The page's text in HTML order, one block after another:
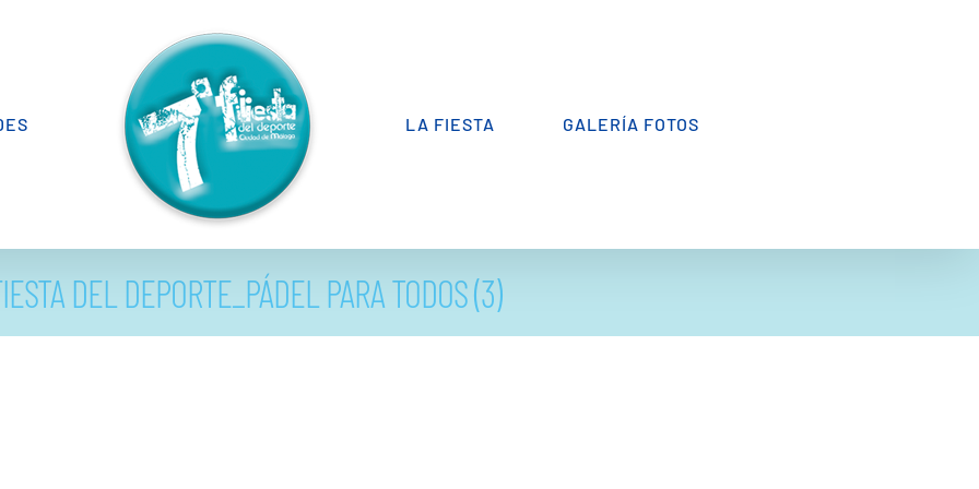
LA FIESTA GALERÍA FOTOS
DEL DEPORTE_PÁDEL PARA TODOS (3)